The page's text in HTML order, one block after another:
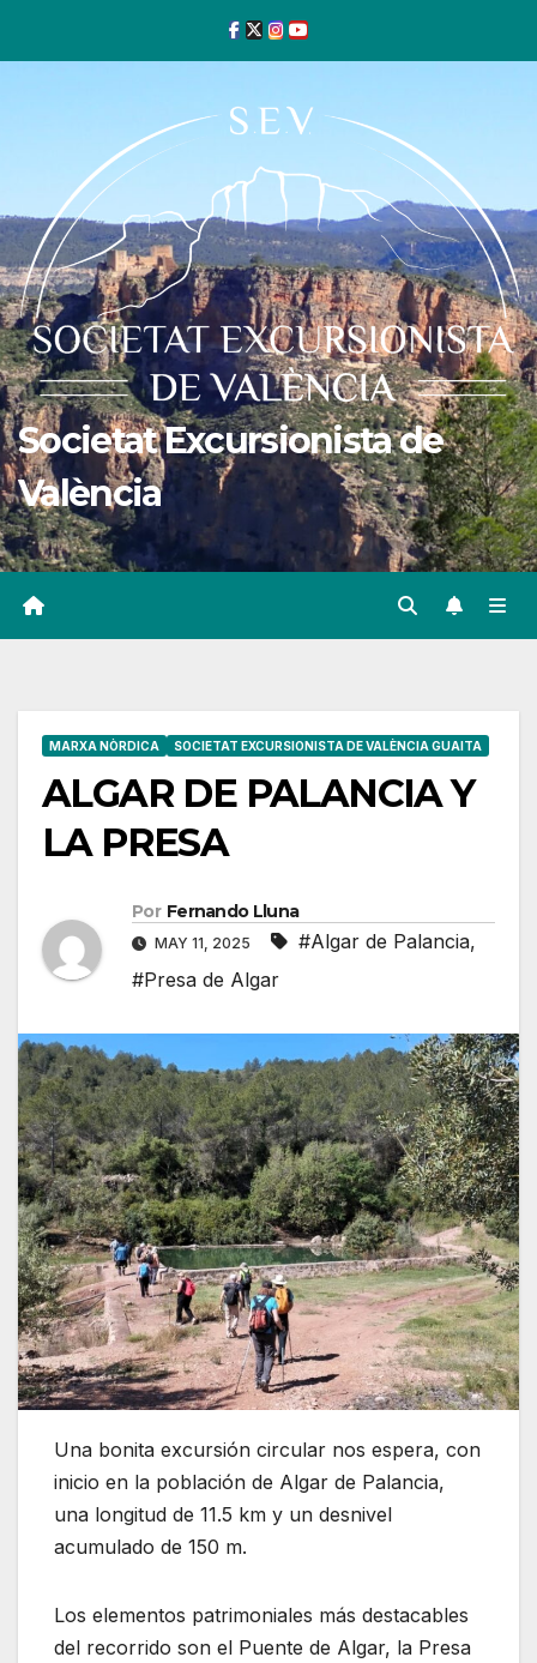
Societat Excursionista de
València
MARXA NÒRDICA SOCIETAT EXCURSIONISTA DE VALÈNCIA GUAITA
ALGAR DE PALANCIA Y
LA PRESA
Por Fernando Lluna
MAY 11, 2025 #Algar de Palancia,
#Presa de Algar
Una bonita excursión circular nos espera, con
inicio en la población de Algar de Palancia,
una longitud de 11.5 km y un desnivel
acumulado de 150 m.
Los elementos patrimoniales más destacables
del recorrido son el Puente de Algar, la Presa